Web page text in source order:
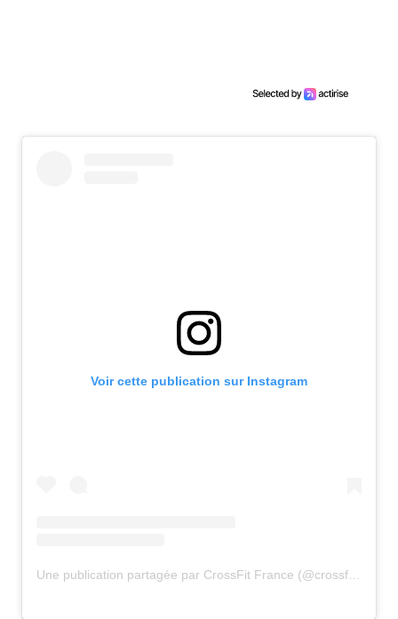
Voir cette publication sur Instagram